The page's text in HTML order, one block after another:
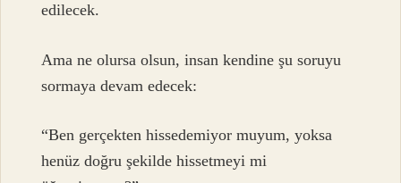
edilecek.
Ama ne olursa olsun, insan kendine şu soruyu
sormaya devam edecek:
“Ben gerçekten hissedemiyor muyum, yoksa
henüz doğru şekilde hissetmeyi mi